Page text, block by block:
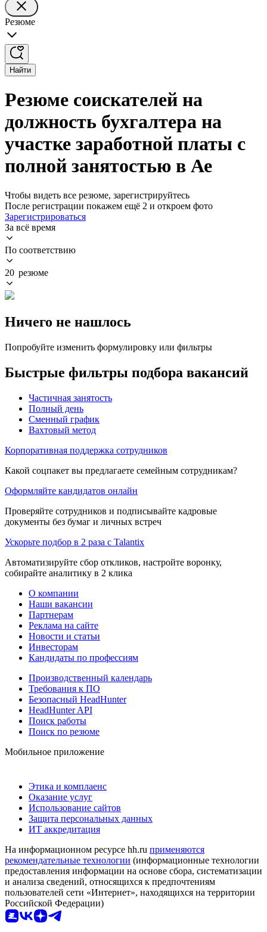
Резюме
Найти
Резюме соискателей на
должность бухгалтера на
участке заработной платы с
полной занятостью в Ае
Чтобы видеть все резюме, зарегистрируйтесь
После регистрации покажем ещё 2 и откроем фото
Зарегистрироваться
За всё время
По соответствию
20 резюме
Ничего не нашлось
Попробуйте изменить формулировку или фильтры
Быстрые фильтры подбора вакансий
Частичная занятость
Полный день
Сменный график
Вахтовый метод
Корпоративная поддержка сотрудников
Какой соцпакет вы предлагаете семейным сотрудникам?
Оформляйте кандидатов онлайн
Проверяйте сотрудников и подписывайте кадровые
документы без бумаг и личных встреч
Ускорьте подбор в 2 раза с Talantix
Автоматизируйте сбор откликов, настройте воронку,
собирайте аналитику в 2 клика
О компании
Наши вакансии
Партнерам
Реклама на сайте
Новости и статьи
Инвесторам
Кандидаты по профессиям
Производственный календарь
Требования к ПО
Безопасный HeadHunter
HeadHunter API
Поиск работы
Поиск по резюме
Мобильное приложение
Этика и комплаенс
Оказание услуг
Использование сайтов
Защита персональных данных
ИТ аккредитация
На информационном ресурсе hh.ru применяются
рекомендательные технологии (информационные технологии
предоставления информации на основе сбора, систематизации
и анализа сведений, относящихся к предпочтениям
пользователей сети «Интернет», находящихся на территории
Российской Федерации)